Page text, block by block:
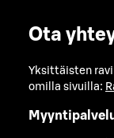
Ota
Yksittäisten
omilla sivuilla: